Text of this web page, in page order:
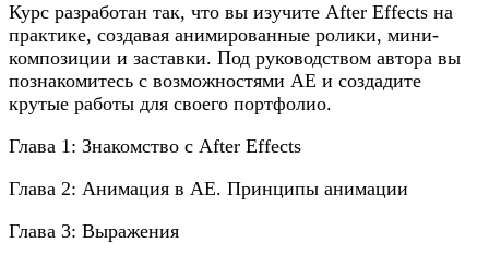
Курс разработан так, что вы изучите After Effects на
практике, создавая анимированные ролики, мини-
композиции и заставки. Под руководством автора вы
познакомитесь с возможностями AE и создадите
крутые работы для своего портфолио.
Глава 1: Знакомство с After Effects
Глава 2: Анимация в AE. Принципы анимации
Глава 3: Выражения